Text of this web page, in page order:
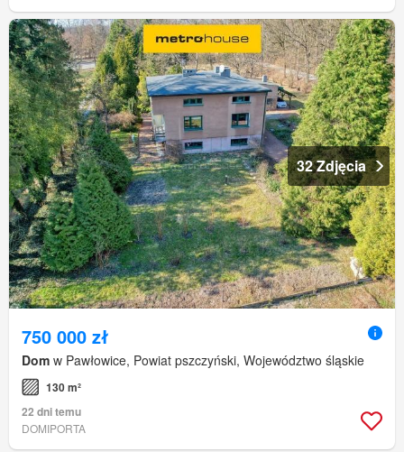
32 Zdjęcia
750 000 zł
Dom w Pawłowice, Powiat pszczyński, Województwo śląskie
130 m²
22 dni temu
DOMIPORTA